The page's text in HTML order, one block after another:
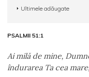
Ultimele adăugate
PSALMII 51:1
Ai milă de mine,
îndurarea Ta cea